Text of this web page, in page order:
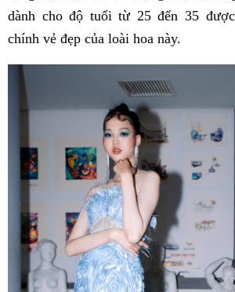
dành cho độ tuổi từ 25 đến 35
chính vẻ đẹp của loài hoa này.